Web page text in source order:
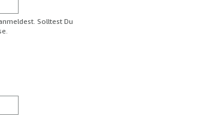
Solltest Du